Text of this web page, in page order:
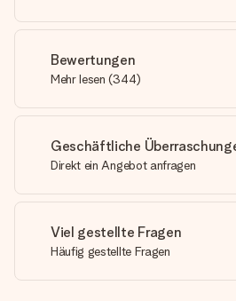
Bewertungen
Mehr lesen (344)
Geschäftliche
Direkt ein Angebot anfragen
Viel gestellte Fragen
Häufig gestellte Fragen